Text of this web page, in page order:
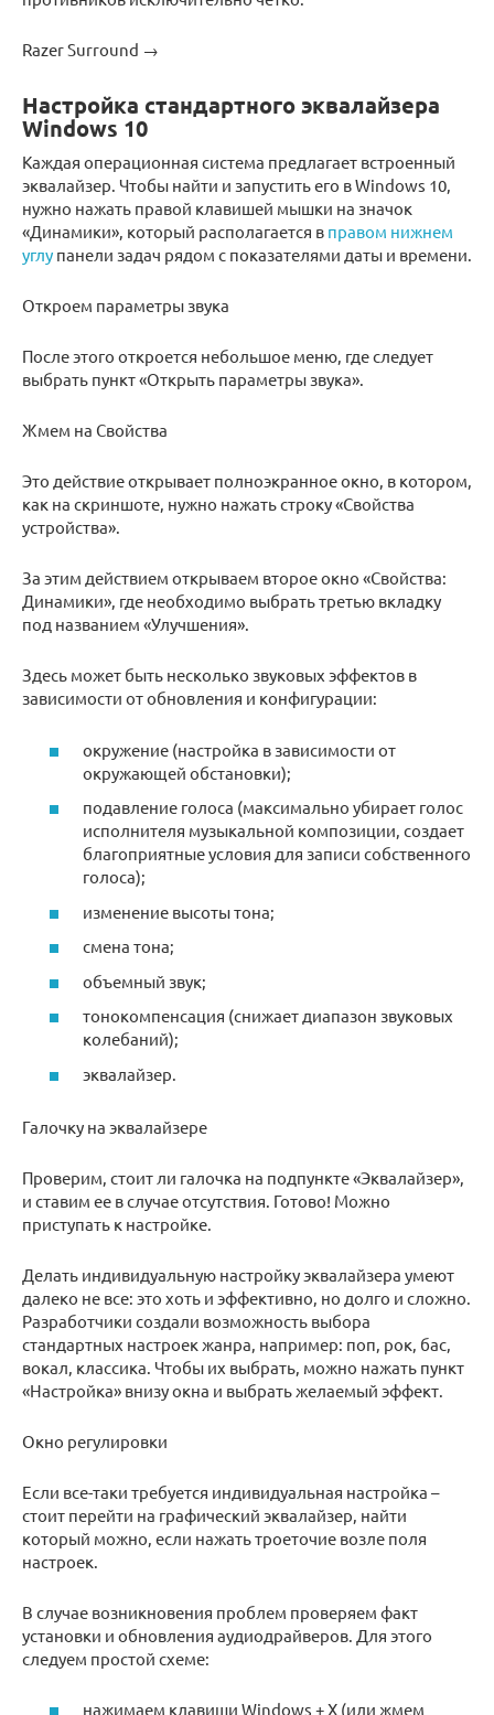
Razer Surround →
Настройка стандартного эквалайзера
Windows 10
Каждая операционная система предлагает встроенный
эквалайзер. Чтобы найти и запустить его в Windows 10,
нужно нажать правой клавишей мышки на значок
«Динамики», который располагается в правом нижнем
углу панели задач рядом с показателями даты и времени.
Откроем параметры звука
После этого откроется небольшое меню, где следует
выбрать пункт «Открыть параметры звука».
Жмем на Свойства
Это действие открывает полноэкранное окно, в котором,
как на скриншоте, нужно нажать строку «Свойства
устройства».
За этим действием открываем второе окно «Свойства:
Динамики», где необходимо выбрать третью вкладку
под названием «Улучшения».
Здесь может быть несколько звуковых эффектов в
зависимости от обновления и конфигурации:
окружение (настройка в зависимости от
окружающей обстановки);
подавление голоса (максимально убирает голос
исполнителя музыкальной композиции, создает
благоприятные условия для записи собственного
голоса);
изменение высоты тона;
смена тона;
объемный звук;
тонокомпенсация (снижает диапазон звуковых
колебаний);
эквалайзер.
Галочку на эквалайзере
Проверим, стоит ли галочка на подпункте «Эквалайзер»,
и ставим ее в случае отсутствия. Готово! Можно
приступать к настройке.
Делать индивидуальную настройку эквалайзера умеют
далеко не все: это хоть и эффективно, но долго и сложно.
Разработчики создали возможность выбора
стандартных настроек жанра, например: поп, рок, бас,
вокал, классика. Чтобы их выбрать, можно нажать пункт
«Настройка» внизу окна и выбрать желаемый эффект.
Окно регулировки
Если все-таки требуется индивидуальная настройка –
стоит перейти на графический эквалайзер, найти
который можно, если нажать троеточие возле поля
настроек.
В случае возникновения проблем проверяем факт
установки и обновления аудиодрайверов. Для этого
следуем простой схеме:
нажимаем клавиши Windows + Х (или жмем